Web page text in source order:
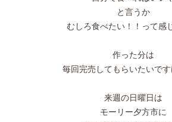
と言うか
むしろ食べたい！！って感
作った分は
毎回完売してもらいたいです
来週の日曜日は
モーリー夕方市に